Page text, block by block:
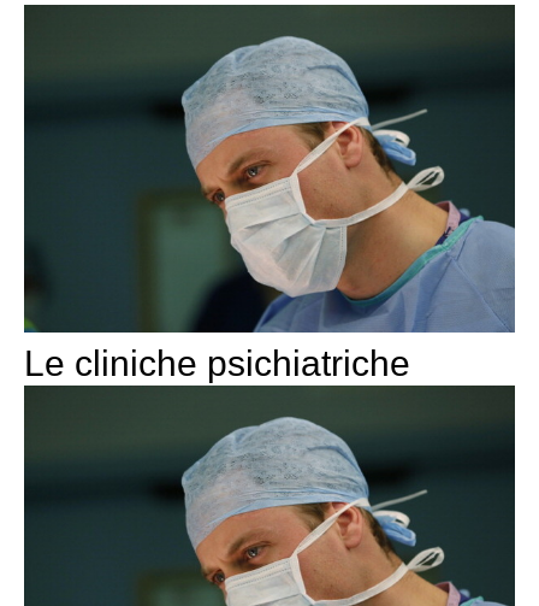
Le cliniche psichiatriche